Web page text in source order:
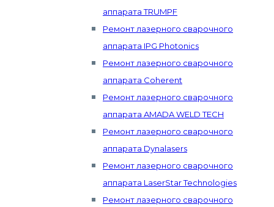
аппарата TRUMPF
Ремонт лазерного сварочного
аппарата IPG Photonics
Ремонт лазерного сварочного
аппарата Coherent
Ремонт лазерного сварочного
аппарата AMADA WELD TECH
Ремонт лазерного сварочного
аппарата Dynalasers
Ремонт лазерного сварочного
аппарата LaserStar Technologies
Ремонт лазерного сварочного